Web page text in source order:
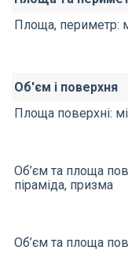
Площа, периметр:
Об'єм і поверхня
Площа поверхні:
Об’єм та площа
піраміда, призма
Об’єм та площа